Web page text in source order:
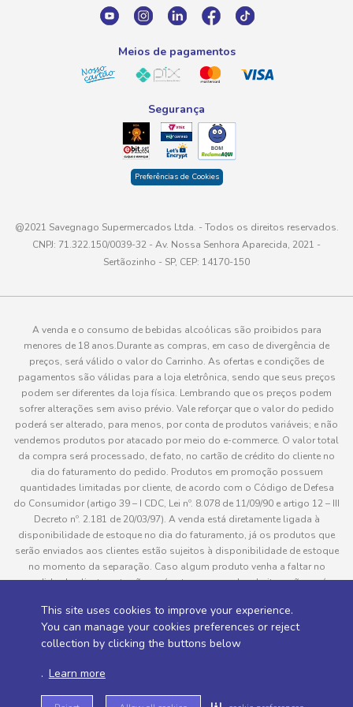
This site uses cookies to improve your experience.
You can manage your cookies preferences or reject
collection by clicking the buttons below
. Learn more
atendimento@savegnago.com.br
Meios de pagamentos
Segurança
Preferências de Cookies
@2021 Savegnago Supermercados Ltda. - Todos os direitos reservados.
CNPJ: 71.322.150/0039-32 - Av. Nossa Senhora Aparecida, 2021 -
Sertãozinho - SP, CEP: 14170-150
A venda e o consumo de bebidas alcoólicas são proibidos para
menores de 18 anos.Durante as compras, em caso de divergência de
preços, será válido o valor do Carrinho. As ofertas e condições de
pagamentos são válidas para a loja eletrônica, sendo que seus preços
podem ser diferentes da loja física. Lembrando que os preços podem
sofrer alterações sem aviso prévio. Vale reforçar que o valor do pedido
poderá ser alterado, para menos, por conta de produtos variáveis; e não
vendemos produtos por atacado por meio do e-commerce. O valor total
da compra será processado, de fato, no cartão de crédito do cliente no
dia do faturamento do pedido. Produtos em promoção possuem
quantidades limitadas por cliente, de acordo com o Código de Defesa
do Consumidor (artigo 39 – I CDC, Lei nº. 8.078 de 11/09/90 e artigo 12 – III
Decreto nº. 2.181 de 20/03/97). A venda está diretamente ligada à
disponibilidade de estoque no dia do faturamento, já os produtos que
serão enviados aos clientes estão sujeitos à disponibilidade de estoque
no momento da separação. Caso algum produto venha a faltar no
pedido do cliente, este não será entregue e o valor do item não será
divergência com o produto real e todos os pedidos estão sujeitos à
confirmação de dados do cliente. Informações sobre entrega, podem ser
consultadas em “Política de Entregas”